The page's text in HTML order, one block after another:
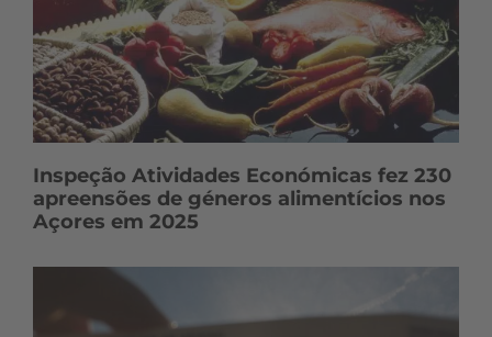
Inspeção Atividades Económicas fez 230
apreensões de géneros alimentícios nos
Açores em 2025